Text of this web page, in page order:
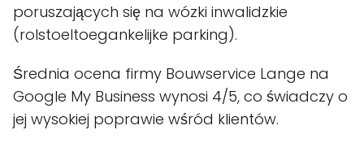
poruszających się na wózki inwalidzkie
(rolstoeltoegankelijke parking).
Średnia ocena firmy Bouwservice Lange na
Google My Business wynosi 4/5, co świadczy o
jej wysokiej poprawie wśród klientów.